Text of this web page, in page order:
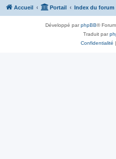
Accueil Portail Index du forum
Développé parphpBB®
Traduit par
Confidentialité |